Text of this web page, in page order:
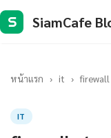
S SiamCafe
หน้าแรก › it ›
IT